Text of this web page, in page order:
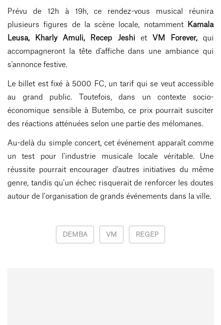
Prévu de 12h à 19h, ce rendez-vous musical réunira
plusieurs figures de la scène locale, notamment
Kamala
Leusa, Kharly Amuli, Recep Jeshiet VM Forever,qui
accompagneront la tête d'affiche dans une ambiance qui
s'annonce festive.
Le billet est fixé à 5000 FC, un tarif qui se veut accessible
au grand public. Toutefois, dans un contexte socio-
économique sensible à Butembo, ce prix pourrait susciter
des réactions atténuées selon une partie des mélomanes.
Au-delà du simple concert, cet événement apparaît comme
un test pour l'industrie musicale locale véritable. Une
réussite pourrait encourager d'autres initiatives du même
genre, tandis qu'un échec risquerait de renforcer les doutes
autour de l'organisation de grands événements dans la ville.
DEMBA VM REGEP